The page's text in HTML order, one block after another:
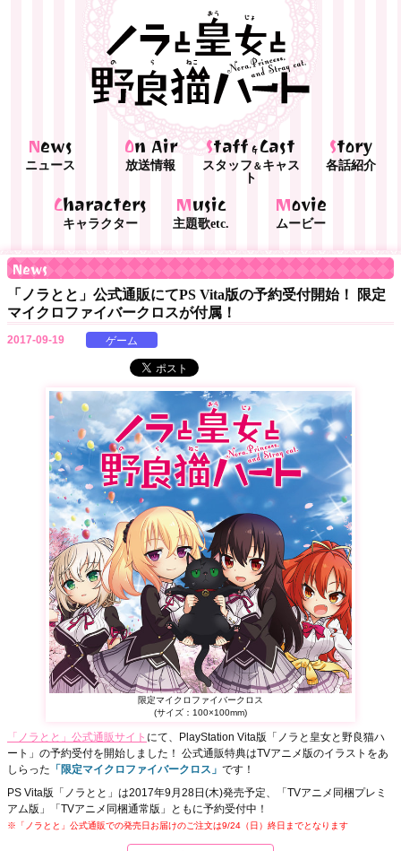
News
ニュース On Air
放送情報 Staff&Cast
スタッフ ＆ キャス
ト
Story
各話紹介
Characters
キャラクター Music
主題歌etc. Movie
ムービー
News
「ノラとと」公式通販にてPS Vita版の予約受付開始！ 限定
マイクロファイバークロスが付属！
2017-09-19 ゲーム
限定マイクロファイバークロス
(サイズ：100×100mm)
「ノラとと」公式通販サイト にて、PlayStation Vita版「ノラと皇女と野良猫ハ
ート」の予約受付を開始しました！ 公式通販特典はTVアニメ版のイラストをあ
しらった 「限定マイクロファイバークロス」 です！
PS Vita版「ノラとと」は2017年9月28日(木)発売予定、「TVアニメ同梱プレミ
アム版」「TVアニメ同梱通常版」ともに予約受付中！
※「ノラとと」公式通販での発売日お届けのご注文は9/24（日）終日までとなります